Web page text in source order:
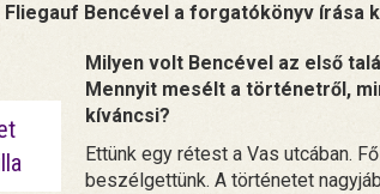
Bencével a forgatókönyv írása
Milyen volt Bencével az első
Mennyit mesélt a történetről,
kíváncsi?
Ettünk egy rétest a Vas utcában.
beszélgettünk. A történetet